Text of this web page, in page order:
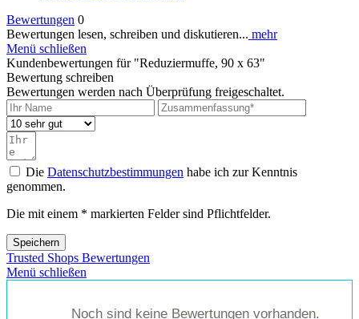
Bewertungen 0
Bewertungen lesen, schreiben und diskutieren... mehr
Menü schließen
Kundenbewertungen für "Reduziermuffe, 90 x 63"
Bewertung schreiben
Bewertungen werden nach Überprüfung freigeschaltet.
Die Datenschutzbestimmungen habe ich zur Kenntnis
genommen.
Die mit einem * markierten Felder sind Pflichtfelder.
Speichern
Trusted Shops Bewertungen
Menü schließen
Noch sind keine Bewertungen vorhanden.